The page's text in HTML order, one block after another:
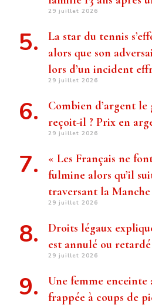
29 juillet 2026
La star du tennis
alors que son
lors d’un incident
29 juillet 2026
Combien d’argent le
reçoit-il ? Prix ​​en
29 juillet 2026
« Les Français ne
fulmine alors qu’il
traversant la Manche
29 juillet 2026
Droits légaux
est annulé ou retardé
29 juillet 2026
Une femme
frappée à coups de